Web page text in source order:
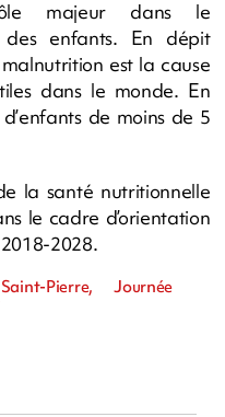
majeur dans le
enfants. En dépit
est la cause
dans le monde. En
de moins de 5
la santé nutritionnelle
le cadre d’orientation
2028.
Pierre, Journée